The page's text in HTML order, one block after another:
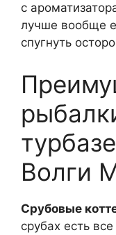
с
лучше вообще
спугнуть
Волги
Срубовые
срубах есть